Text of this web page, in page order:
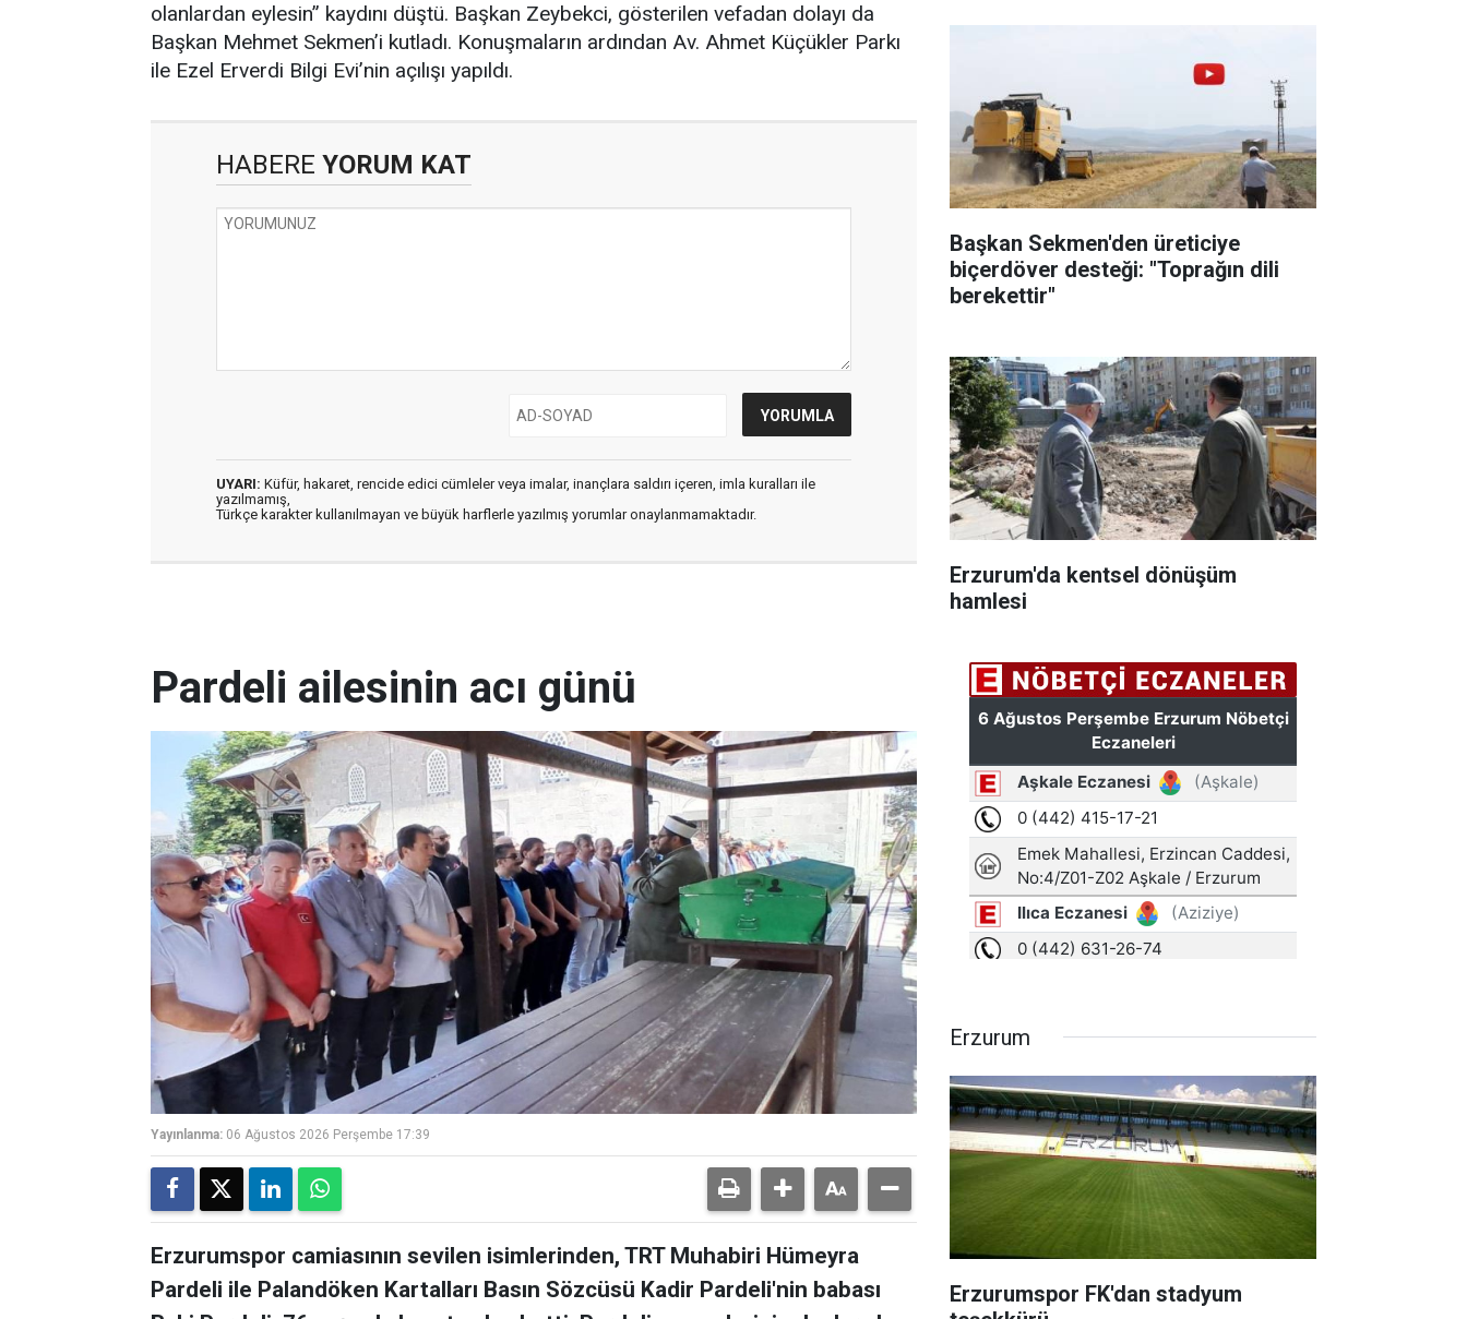
olanlardan eylesin” kaydını düştü. Başkan Zeybekci, gösterilen vefadan dolayı da
Başkan Mehmet Sekmen’i kutladı. Konuşmaların ardından Av. Ahmet Küçükler Parkı
ile Ezel Erverdi Bilgi Evi’nin açılışı yapıldı.
HABERE YORUM KAT
UYARI: Küfür, hakaret, rencide edici cümleler veya imalar, inançlara saldırı içeren, imla kuralları ile
yazılmamış,
Türkçe karakter kullanılmayan ve büyük harflerle yazılmış yorumlar onaylanmamaktadır.
Başkan Sekmen'den üreticiye
biçerdöver desteği: "Toprağın dili
berekettir"
Erzurum'da kentsel dönüşüm
hamlesi
Pardeli ailesinin acı günü
Yayınlanma: 06 Ağustos 2026 Perşembe 17:39
Erzurumspor camiasının sevilen isimlerinden, TRT Muhabiri Hümeyra
Pardeli ile Palandöken Kartalları Basın Sözcüsü Kadir Pardeli'nin babası
Erzurum
Erzurumspor FK'dan stadyum